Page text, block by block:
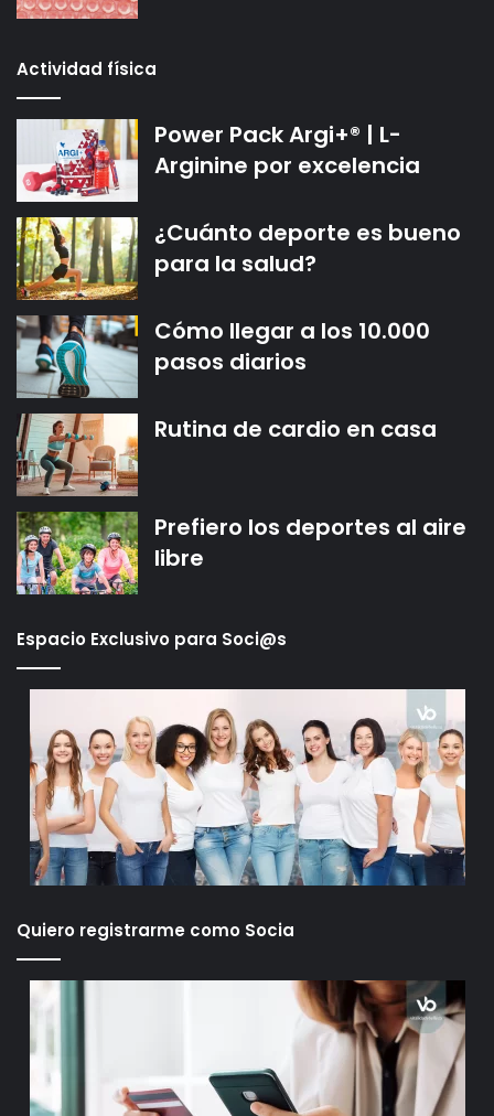
Actividad física
Power Pack Argi+® | L-
Arginine por excelencia
¿Cuánto deporte es bueno
para la salud?
Cómo llegar a los 10.000
pasos diarios
Rutina de cardio en casa
Prefiero los deportes al aire
libre
Espacio Exclusivo para Soci@s
Quiero registrarme como Socia